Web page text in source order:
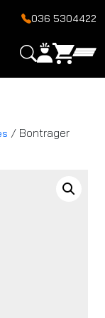
036 5304422
/ Bontrager